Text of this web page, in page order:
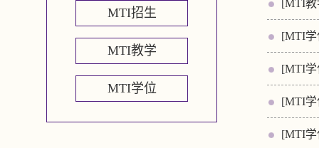
MTI招生
MTI教学
MTI学位
[MTI
[MTI
[MTI
[MTI
[MTI